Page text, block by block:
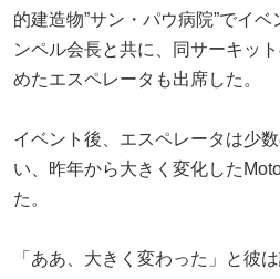
的建造物”サン・パウ病院”でイ
ンペル会長と共に、同サーキッ
めたエスペレータも出席した。
イベント後、エスペレータは少
い、昨年から大きく変化した
た。
「ああ、大きく変わった」と彼は